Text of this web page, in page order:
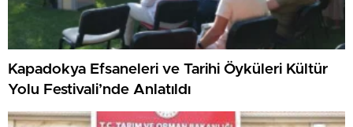
Kapadokya Efsaneleri ve Tarihi Öyküleri Kültür
Yolu Festivali’nde Anlatıldı